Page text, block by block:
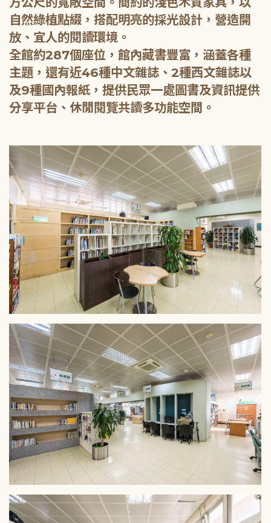
自然綠植點綴，搭配明亮的採光設計，營造開
放、宜人的閱讀環境。
全館約287個座位，館內藏書豐富，涵蓋各種
主題，還有近46種中文雜誌、2種西文雜誌以
及9種國內報紙，提供民眾一處圖書及資訊提供